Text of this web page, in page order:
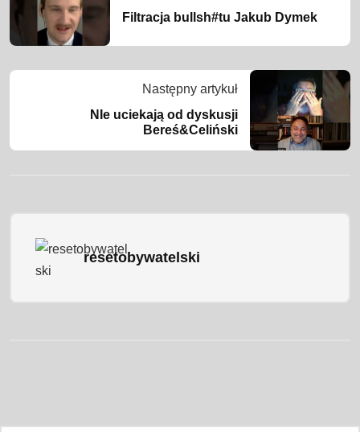
Filtracja bullsh#tu Jakub Dymek
Następny artykuł
NIe uciekają od dyskusji
Bereś&Celiński
resetobywatelski